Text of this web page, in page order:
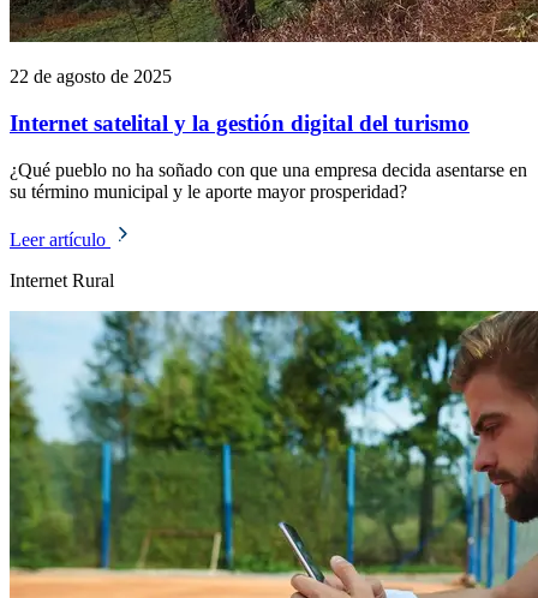
22 de agosto de 2025
Internet satelital y la gestión digital del turismo
¿Qué pueblo no ha soñado con que una empresa decida asentarse en
su término municipal y le aporte mayor prosperidad?
Leer artículo
Internet Rural